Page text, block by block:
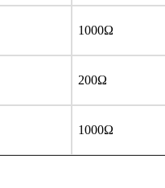
1000Ω
200Ω
1000Ω